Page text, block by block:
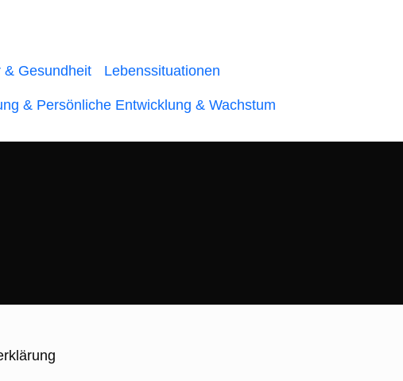
& Gesundheit Lebenssituationen
& Persönliche Entwicklung & Wachstum